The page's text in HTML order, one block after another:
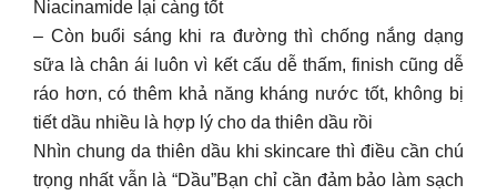
Niacinamide lại càng tốt
– Còn buổi sáng khi ra đường thì chống nắng dạng
sữa là chân ái luôn vì kết cấu dễ thấm, finish cũng dễ
ráo hơn, có thêm khả năng kháng nước tốt, không bị
tiết dầu nhiều là hợp lý cho da thiên dầu rồi
Nhìn chung da thiên dầu khi skincare thì điều cần chú
trọng nhất vẫn là “Dầu”Bạn chỉ cần đảm bảo làm sạch